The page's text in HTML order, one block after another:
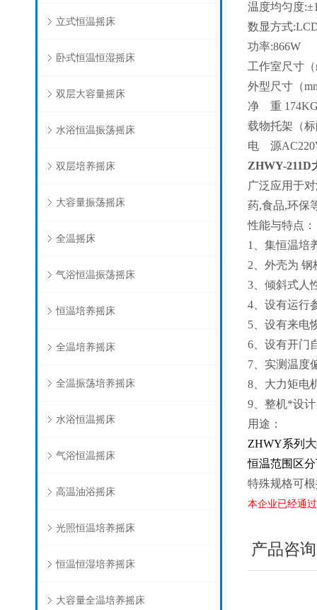
立式恒温摇床
卧式恒温恒湿摇床
双层大容量摇床
水浴恒温振荡摇床
双层培养摇床
大容量振荡摇床
全温摇床
气浴恒温振荡摇床
恒温培养摇床
全温培养摇床
全温振荡培养摇床
水浴恒温摇床
气浴恒温摇床
高温油浴摇床
光照恒温培养摇床
恒温恒湿培养摇床
大容量全温培养摇床
温度均匀度
数显方式
功率:866W
工作室尺寸（
外型尺寸（
净 重
载物托架（
电 源
ZHWY-211D
广泛应用于
药,食品,环保
性能与特点：
1、集恒温培
2、外壳为
3、倾斜式人
4、设有运行
5、设有来电
6、设有开门
7、实测温度
8、大力矩电
9、整机*设
用途：
ZHWY系列
恒温范围区
特殊规格可
本企业已经通
产品咨询